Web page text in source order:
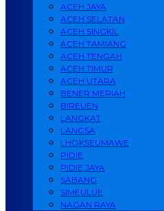
ACEH JAYA
ACEH SELATAN
ACEH SINGKIL
ACEH TAMIANG
ACEH TENGAH
ACEH TIMUR
ACEH UTARA
BENER MERIAH
BIREUEN
LANGKAT
LANGSA
LHOKSEUMAWE
PIDIE
PIDIE JAYA
SABANG
SIMEULUE
NAGAN RAYA